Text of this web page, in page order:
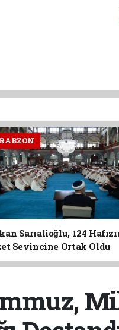
Sarıalioğlu, 124
Sevincine Ortak Oldu